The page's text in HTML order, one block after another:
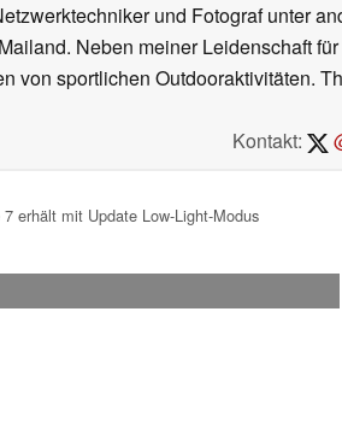
und Fotograf unter
Neben meiner Leidenschaft
von sportlichen Outdooraktivitäten.
Kontakt:
erhält mit Update Low-Light-Modus